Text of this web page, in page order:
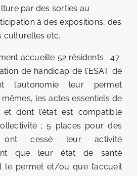
par des sorties au
à des expositions, des
culturelles etc.
accueille 52 résidents : 47
de handicap de l’ESAT de
l’autonomie leur permet
mêmes, les actes essentiels de
dont l’état est compatible
; 5 places pour des
ont cessé leur activité
que leur état de santé
le permet et/ou que l’accueil